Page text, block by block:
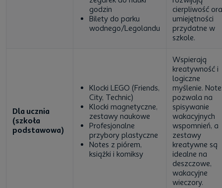
godzin
Bilety do parku
wodnego/Legolandu
cierpliwość
umiejętności
przydatne w
szkole.
Dla ucznia
(szkoła
podstawowa)
Klocki LEGO (Friends,
City, Technic)
Klocki magnetyczne,
zestawy naukowe
Profesjonalne
przybory plastyczne
Notes z piórem,
książki i komiksy
Wspierają
kreatywność i
logiczne
myślenie.
pozwala na
spisywanie
wakacyjnych
wspomnień, a
zestawy
kreatywne są
idealne na
deszczowe,
wakacyjne
wieczory.